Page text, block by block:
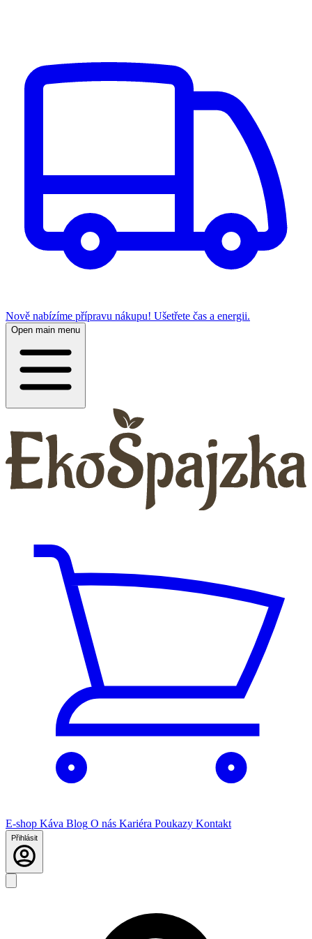
Nově nabízíme přípravu nákupu! Ušetřete čas a energii.
Open main menu
E-shop Káva Blog O nás Kariéra Poukazy Kontakt
Přihlásit